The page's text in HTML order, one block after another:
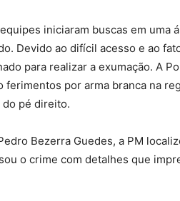
iniciaram buscas em uma
Devido ao difícil acesso e ao
para realizar a exumação. A
ferimentos por arma branca na
pé direito.
Bezerra Guedes, a PM
o crime com detalhes que